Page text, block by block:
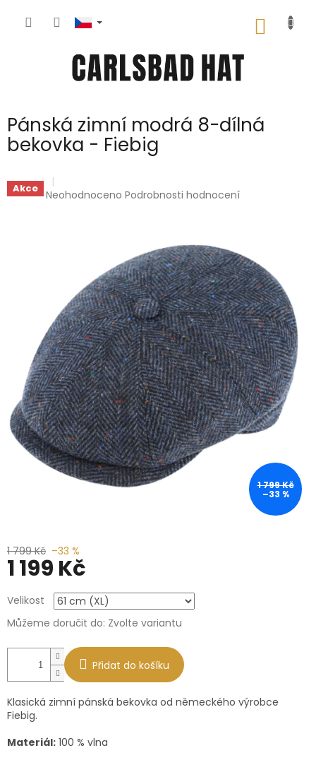
Pánská zimní modrá 8-dílná
bekovka - Fiebig
Akce Průměrné
hvězdiček.
Neohodnoceno Podrobnosti hodnocení
1 799 Kč
–33 %
1 799 Kč –33 %
1 199 Kč
cena:
Velikost
Můžeme doručit do: Zvolte variantu
Přidat do košíku
Klasická zimní pánská bekovka od německého výrobce
Fiebig.
Materiál: 100 % vlna